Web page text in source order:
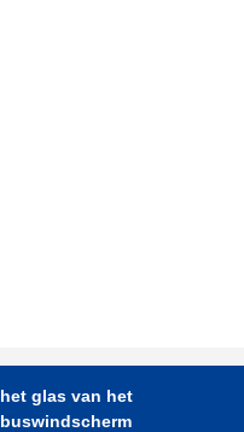
het glas van het
buswindscherm